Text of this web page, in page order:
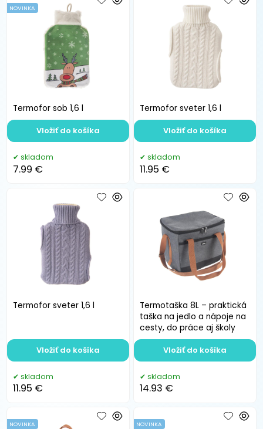
Termofor sob 1,6 l
NOVINKA
skladom
7.99 €
Vložiť do košíka
Termofor sveter 1,6 l
skladom
11.95 €
Vložiť do košíka
Termofor sveter 1,6 l
skladom
11.95 €
Vložiť do košíka
Termotaška 8L – praktická
taška na jedlo a nápoje na
cesty, do práce aj školy
skladom
14.93 €
Vložiť do košíka
NOVINKA NOVINKA